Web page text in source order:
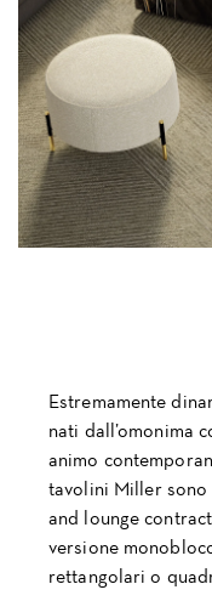
Estremamente
nati dall’omonima
animo
tavolini Miller
and lounge
versione
rettangolari o